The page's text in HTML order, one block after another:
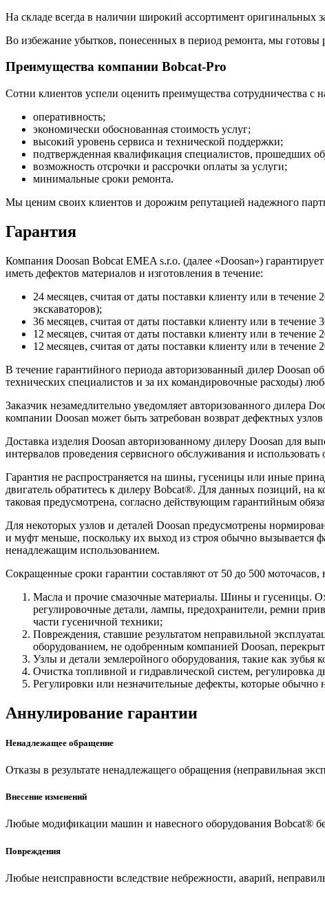
На складе всегда в наличии широкий ассортимент оригинальных
Во избежание убытков, понесенных в период ремонта, мы готовы
Преимущества компании Bobcat-Pro
Сотни клиентов успели оценить преимущества сотрудничества с
оперативность;
экономически обоснованная стоимость услуг;
высокий уровень сервиса и технической поддержки;
подтвержденная квалификация специалистов, прошедших
возможность отсрочки и рассрочки оплаты за услуги;
минимальные сроки ремонта.
Мы ценим своих клиентов и дорожим репутацией надежного
Гарантия
Компания Doosan Bobcat EMEA s.r.o. (далее «Doosan»)
иметь дефектов материалов и изготовления в течение:
24 месяцев, считая от даты поставки клиенту или в
экскаваторов);
36 месяцев, считая от даты поставки клиенту или в течение
12 месяцев, считая от даты поставки клиенту или в течение
12 месяцев, считая от даты поставки клиенту или в течение
В течение гарантийного периода авторизованный дилер Doosan
технических специалистов и за их командировочные расходы)
Заказчик незамедлительно уведомляет авторизованного дилера
компании Doosan может быть затребован возврат дефектных
Доставка изделия Doosan авторизованному дилеру Doosan для
интервалов проведения сервисного обслуживания и
Гарантия не распространяется на шины, гусеницы или иные
двигатель обратитесь к дилеру Bobcat®. Для данных позиций, на
таковая предусмотрена, согласно действующим гарантийным
Для некоторых узлов и деталей Doosan предусмотрены
и муфт меньше, поскольку их выход из строя обычно
ненадлежащим использованием.
Сокращенные сроки гарантии составляют от 50 до 500
Масла и прочие смазочные материалы. Шины и гусеницы.
регулировочные детали, лампы, предохранители, ремни
части гусеничной техники;
Повреждения, ставшие результатом неправильной
оборудованием, не одобренным компанией Doosan,
Узлы и детали землеройного оборудования, такие как
Очистка топливной и гидравлической систем, регулировка
Регулировки или незначительные дефекты, которые
Аннулирование гарантии
Ненадлежащее обращение
Отказы в результате ненадлежащего обращения (неправильная
Внесение изменений
Любые модификации машин и навесного оборудования Bobcat®
Повреждения
Любые неисправности вследствие небрежности, аварий,